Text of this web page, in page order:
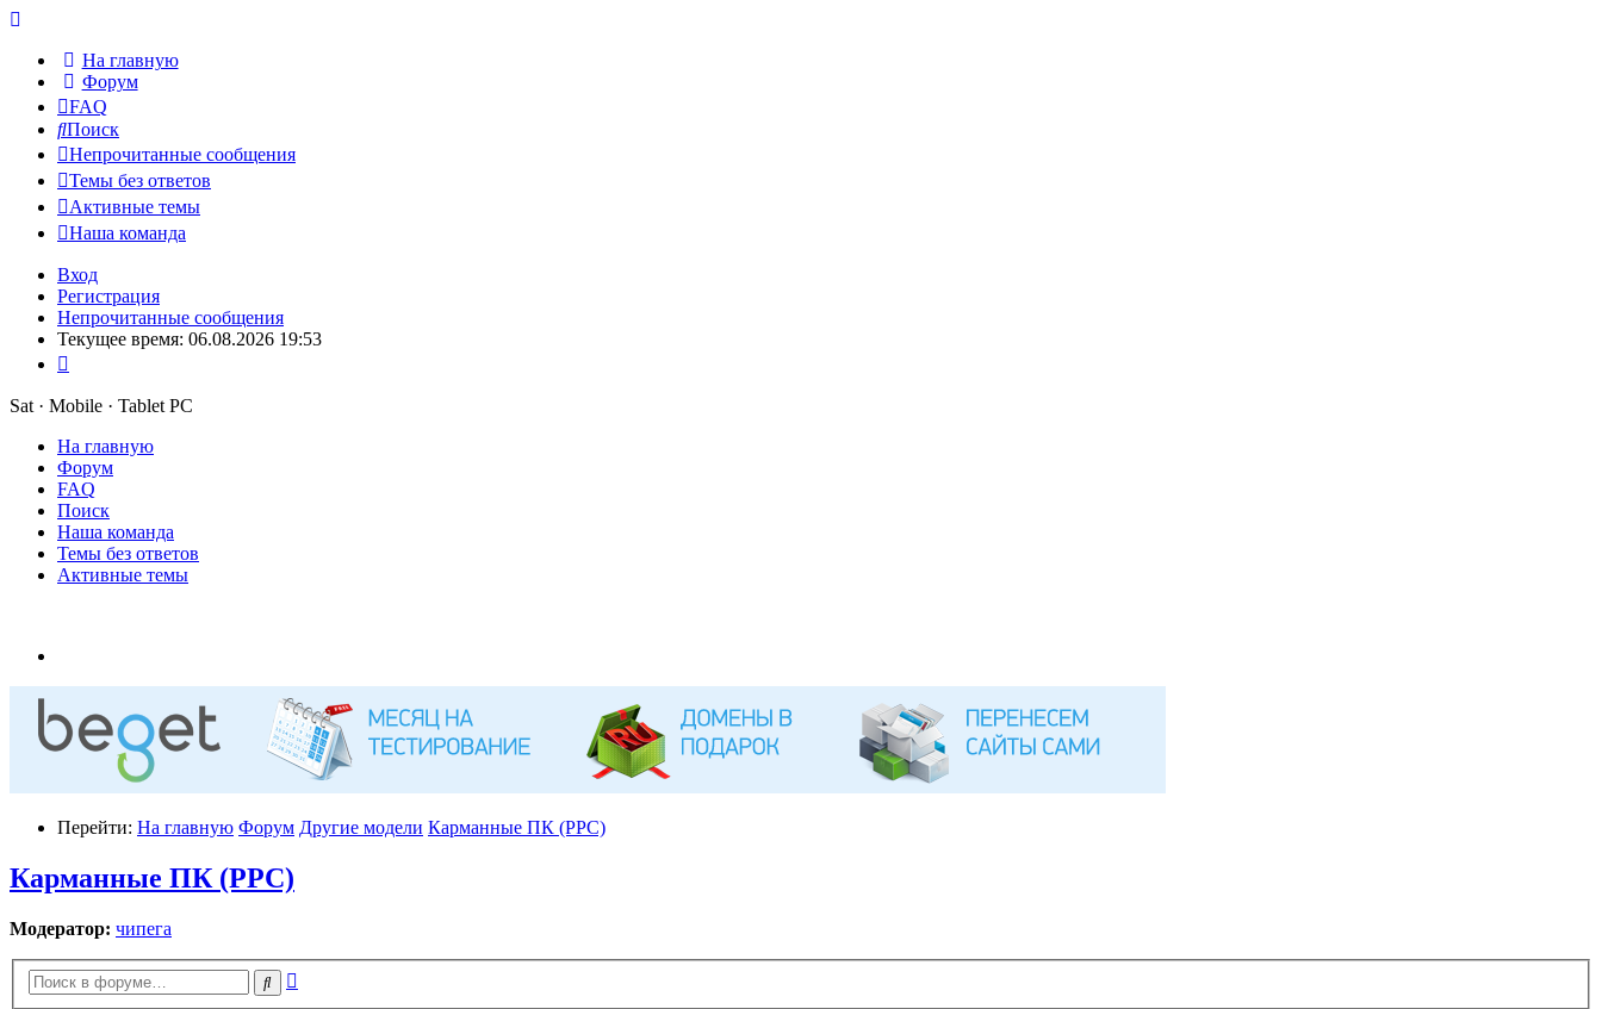
На главную
Форум
FAQ
Поиск
Непрочитанные сообщения
Темы без ответов
Активные темы
Наша команда
Вход
Регистрация
Непрочитанные сообщения
Текущее время: 06.08.2026 19:53
Sat · Mobile · Tablet PC
На главную
Форум
FAQ
Поиск
Наша команда
Темы без ответов
Активные темы
Перейти: На главную Форум Другие модели Карманные ПК (PPC)
Карманные ПК (PPC)
Модератор: чипега
Поиск